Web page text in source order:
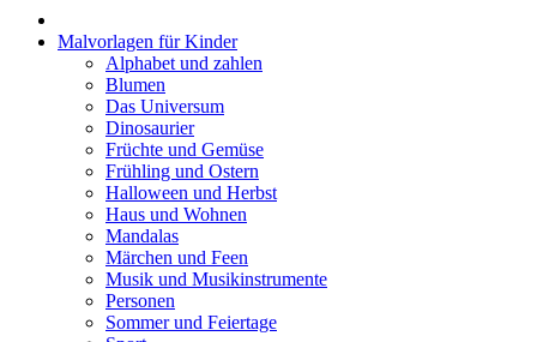
Malvorlagen für Kinder
Alphabet und zahlen
Blumen
Das Universum
Dinosaurier
Früchte und Gemüse
Frühling und Ostern
Halloween und Herbst
Haus und Wohnen
Mandalas
Märchen und Feen
Musik und Musikinstrumente
Personen
Sommer und Feiertage